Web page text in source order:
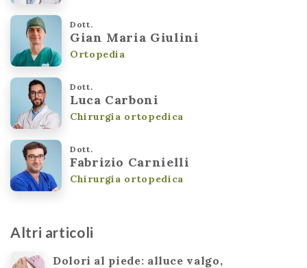
Dott.
Gian Maria Giulini
Ortopedia
Dott.
Luca Carboni
Chirurgia ortopedica
Dott.
Fabrizio Carnielli
Chirurgia ortopedica
Altri articoli
Dolori al piede: alluce valgo,